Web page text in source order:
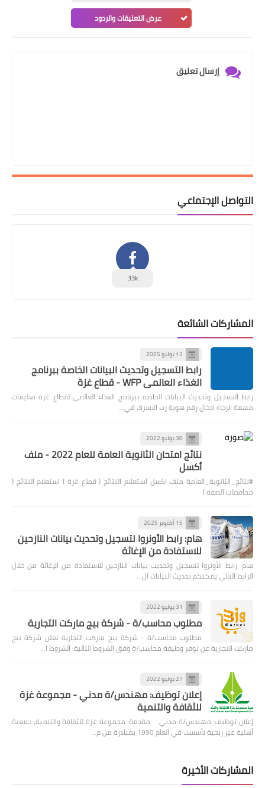
عرض التعليقات والردود
إرسال تعليق
التواصل الإجتماعي
33k
المشاركات الشائعة
13 يوليو 2025
رابط التسجيل وتحديث البيانات الخاصة ببرنامج
الغذاء العالمي WFP - قطاع غزة
رابط التسجيل وتحديث البيانات الخاصة ببرنامج الغذاء العالمي لقطاع غزة تعليمات
مهمة الرجاء ادخال رقم هوية رب الاسرة، في…
30 يوليو 2022
نتائج امتحان الثانوية العامة للعام 2022 - ملف
أكسل
#نتائج_الثانوية_العامة ملف اكسل استعلام النتائج ( قطاع غزة ) استعلام النتائج (
محافظات الضفة )
15 أكتوبر 2025
هام: رابط الأونروا لتسجيل وتحديث بيانات النازحين
للاستفادة من الإغاثة
هام: رابط الأونروا لتسجيل وتحديث بيانات النازحين للاستفادة من الإغاثة من خلال
الرابط التالي يمكنكم تحديث البيانات ال…
31 يوليو 2022
مطلوب محاسب/ة - شركة بيج ماركت التجارية
مطلوب محاسب/ة - شركة بيج ماركت التجارية تعلن شركة بيج
ماركت التجارية عن توفر وظيفة محاسب/ة وفق الشروط التالية: الشروط ا…
27 يوليو 2022
إعلان توظيف: مهندس/ة مدني - مجموعة غزة
للثقافة والتنمية
إعلان توظيف: مهندس/ة مدني مقدمة: مجموعة غزة للثقافة والتنمية، جمعية
أهلية غير ربحية تأسست في العام 1990 بمبادرة من م…
المشاركات الأخيرة